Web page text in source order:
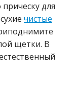
для
чистые
щетки. В